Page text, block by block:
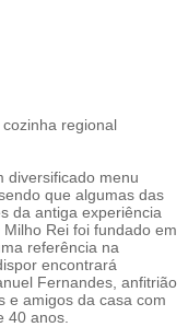
regional
diversificado menu
que algumas das
da antiga experiência
Rei foi fundado em
referência na
encontrará
Fernandes, anfitrião
e amigos da casa com
40 anos.